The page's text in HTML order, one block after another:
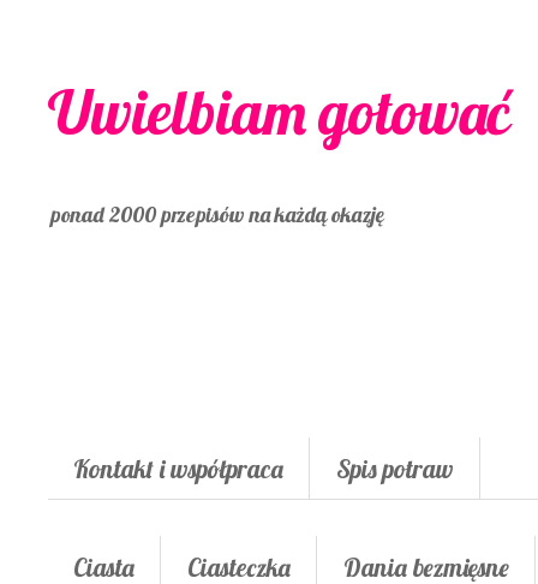
Uwielbiam gotować
ponad 2000 przepisów na każdą okazję
Kontakt i współpraca Spis potraw
Ciasta Ciasteczka
Dania bezmięsne